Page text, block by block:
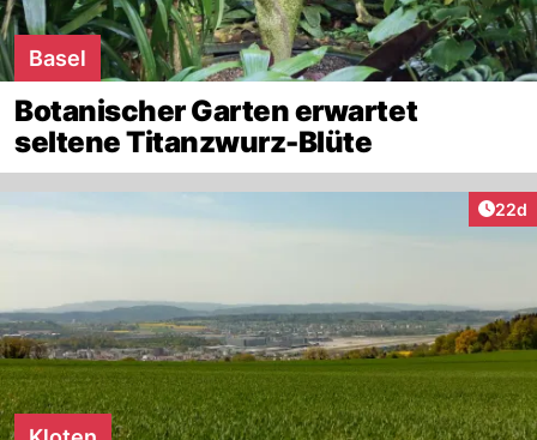
Basel
Botanischer Garten erwartet
seltene Titanzwurz-Blüte
22d